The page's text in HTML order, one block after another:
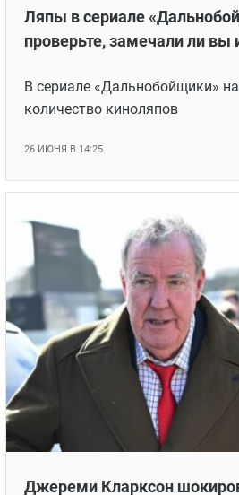
Ляпы в сериале
проверьте, замечали ли вы
В сериале «Дальнобойщики»
количество киноляпов
26 ИЮНЯ В 14:25
Джереми Кларксон